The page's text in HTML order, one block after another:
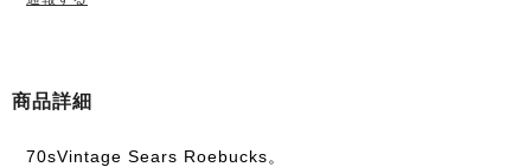
商品詳細
70sVintage Sears Roebucks。